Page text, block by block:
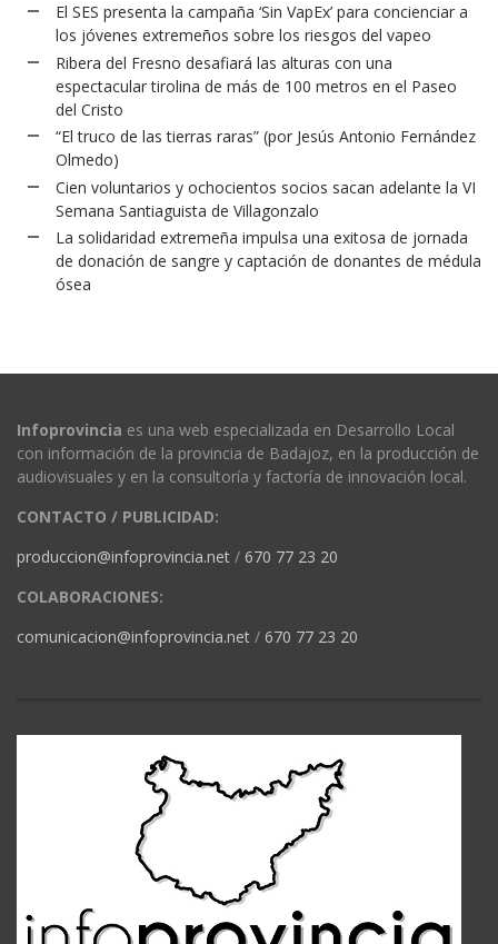
El SES presenta la campaña ‘Sin VapEx’ para concienciar a
los jóvenes extremeños sobre los riesgos del vapeo
Ribera del Fresno desafiará las alturas con una
espectacular tirolina de más de 100 metros en el Paseo
del Cristo
“El truco de las tierras raras” (por Jesús Antonio Fernández
Olmedo)
Cien voluntarios y ochocientos socios sacan adelante la VI
Semana Santiaguista de Villagonzalo
La solidaridad extremeña impulsa una exitosa de jornada
de donación de sangre y captación de donantes de médula
ósea
Infoprovincia es una web especializada en Desarrollo Local
con información de la provincia de Badajoz, en la producción de
audiovisuales y en la consultoría y factoría de innovación local.
CONTACTO / PUBLICIDAD:
produccion@infoprovincia.net / 670 77 23 20
COLABORACIONES:
comunicacion@infoprovincia.net / 670 77 23 20